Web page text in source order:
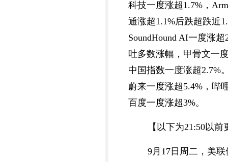
科技一度涨超1.7%，
通涨超1.1%后跌超跌近
SoundHound AI一度涨
吐多数涨幅，甲骨文一
中国指数一度涨超2.7%
蔚来一度涨超5.4%，哔
百度一度涨超3%。
【以下为21:50以
9月17日周二，美